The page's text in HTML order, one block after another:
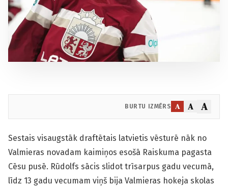
BURTU IZMĒRS A A A
Sestais visaugstāk draftētais latvietis vēsturē nāk no
Valmieras novadam kaimiņos esošā Raiskuma pagasta
Cēsu pusē. Rūdolfs sācis slidot trīsarpus gadu vecumā,
līdz 13 gadu vecumam viņš bija Valmieras hokeja skolas